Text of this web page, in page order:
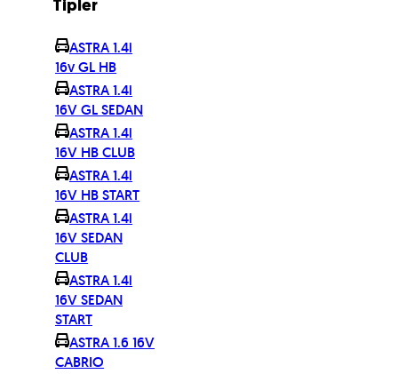
Tipler
ASTRA 1.4i
16v GL HB
ASTRA 1.4i
16V GL SEDAN
ASTRA 1.4i
16V HB CLUB
ASTRA 1.4i
16V HB START
ASTRA 1.4i
16V SEDAN
CLUB
ASTRA 1.4i
16V SEDAN
START
ASTRA 1.6 16V
CABRIO